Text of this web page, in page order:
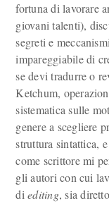
fortuna di lavorare
giovani talenti),
segreti e
impareggiabile di
se devi tradurre o
Ketchum,
sistematica sulle
genere a scegliere
struttura sintattica,
come scrittore mi
gli autori con cui
diediting, sia